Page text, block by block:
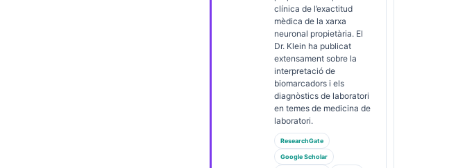
clínica de l’exactitud
mèdica de la xarxa
neuronal propietària. El
Dr. Klein ha publicat
extensament sobre la
interpretació de
biomarcadors i els
diagnòstics de laboratori
en temes de medicina de
laboratori.
ResearchGate
Google Scholar